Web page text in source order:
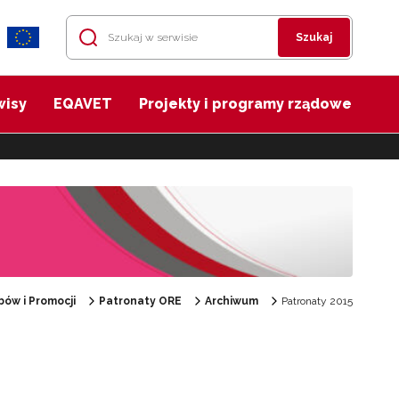
Szukaj
EQAVET Projekty i programy rządowe
i Promocji Patronaty ORE Archiwum Patronaty 2015